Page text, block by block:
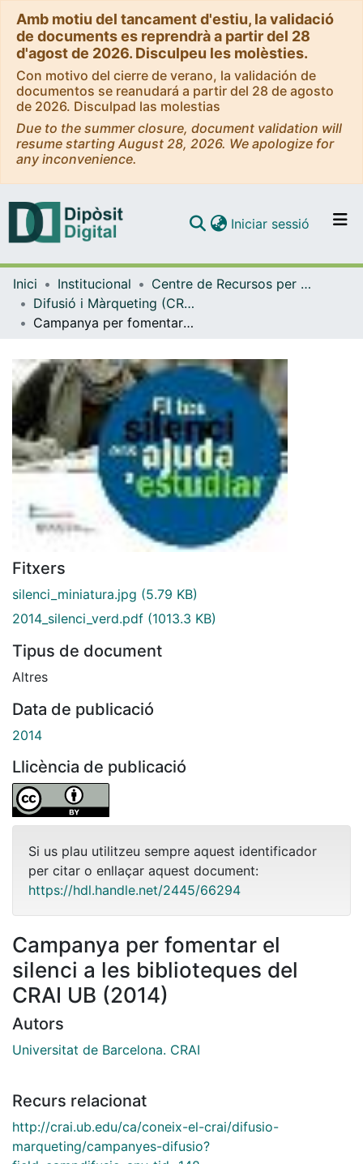
Amb motiu del tancament d'estiu, la validació
de documents es reprendrà a partir del 28
d'agost de 2026. Disculpeu les molèsties.
Con motivo del cierre de verano, la validación de
documentos se reanudará a partir del 28 de agosto
de 2026. Disculpad las molestias
Due to the summer closure, document validation will
resume starting August 28, 2026. We apologize for
any inconvenience.
Navega per tot el DD
Iniciar sessió (current)
Inici Institucional
Centre de Recursos per a l'Aprenentatge i la Investigació (CRAI-UB) - Institucional
Difusió i Màrqueting (CRAI-UB)
Campanya per fomentar el silenci a les biblioteques del CRAI UB (2014)
Fitxers
silenci_miniatura.jpg (5.79 KB)
2014_silenci_verd.pdf (1013.3 KB)
Tipus de document
Altres
Data de publicació
2014
Llicència de publicació
Si us plau utilitzeu sempre aquest identificador
per citar o enllaçar aquest document:
https://hdl.handle.net/2445/66294
Campanya per fomentar el
silenci a les biblioteques del
CRAI UB (2014)
Autors
Universitat de Barcelona. CRAI
Recurs relacionat
http://crai.ub.edu/ca/coneix-el-crai/difusio-
marqueting/campanyes-difusio?